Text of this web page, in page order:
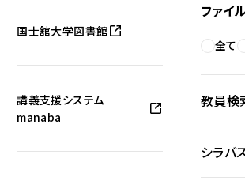
ファイ
全て
教員検
シラバ
国士舘大学図書館
講義支援システム
manaba